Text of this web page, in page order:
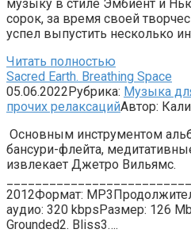
музыку в стиле Эмбиент и
сорок, за время своей
успел выпустить несколько
Читать полностью
Sacred Earth. Breathing Space
05.06.2022Рубрика: Музыка
прочих релаксацийАвтор:
Основным инструментом
бансури-флейта,
извлекает Джетро Вильямс.
2012Формат:
аудио: 320 kbpsРазмер: 126
Grounded2. Bliss3….